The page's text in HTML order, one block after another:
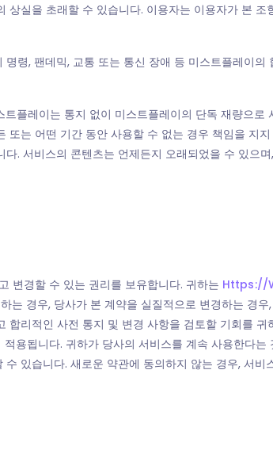
상실을 초래할 수 있습니다. 이용자는 이용자가 본
령, 팬데믹, 교통 또는 통신 장애 등 미스트플레이
플레이는 통지 없이 미스트플레이의 단독 재량으
또는 어떤 기간 동안 사용할 수 없는 경우 책임을 지
. 서비스의 콘텐츠는 언제든지 오래되었을 수 있으
변경할 수 있는 권리를 보유합니다. 귀하는 Https://
는 경우, 당사가 본 계약을 실질적으로 변경하는
합리적인 사전 통지 및 변경 사항을 검토할 기회를
용됩니다. 귀하가 당사의 서비스를 계속 사용한다
있습니다. 새로운 약관에 동의하지 않는 경우, 서